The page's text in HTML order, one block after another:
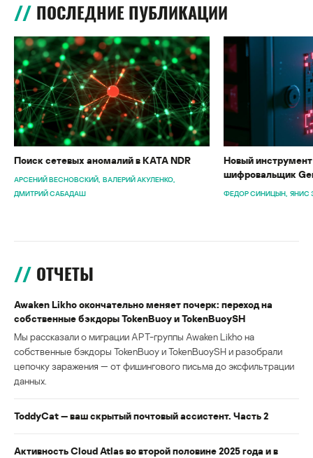
ПОСЛЕДНИЕ ПУБЛИКАЦИИ
Поиск сетевых аномалий в KATA NDR
АРСЕНИЙ ВЕСНОВСКИЙ ВАЛЕРИЙ АКУЛЕНКО
ДМИТРИЙ САБАДАШ
Новый
шифровальщик
ФЕДОР СИНИЦЫН ЯНИС
ОТЧЕТЫ
Awaken Likho окончательно меняет почерк: переход на
собственные бэкдоры TokenBuoy и TokenBuoySH
Мы рассказали о миграции APT-группы Awaken Likho на
собственные бэкдоры TokenBuoy и TokenBuoySH и разобрали
цепочку заражения — от фишингового письма до эксфильтрации
данных.
ToddyCat — ваш скрытый почтовый ассистент. Часть 2
Активность Cloud Atlas во второй половине 2025 года и в